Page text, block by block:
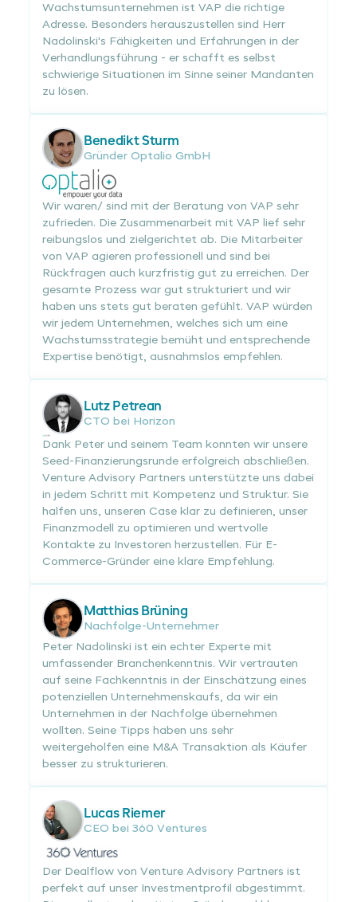
Wachstumsunternehmen ist VAP die richtige
Adresse. Besonders herauszustellen sind Herr
Nadolinski's Fähigkeiten und Erfahrungen in der
Verhandlungsführung - er schafft es selbst
schwierige Situationen im Sinne seiner Mandanten
zu lösen.
Benedikt Sturm
Gründer Optalio GmbH
Wir waren/ sind mit der Beratung von VAP sehr
zufrieden. Die Zusammenarbeit mit VAP lief sehr
reibungslos und zielgerichtet ab. Die Mitarbeiter
von VAP agieren professionell und sind bei
Rückfragen auch kurzfristig gut zu erreichen. Der
gesamte Prozess war gut strukturiert und wir
haben uns stets gut beraten gefühlt. VAP würden
wir jedem Unternehmen, welches sich um eine
Wachstumsstrategie bemüht und entsprechende
Expertise benötigt, ausnahmslos empfehlen.
Lutz Petrean
CTO bei Horizon
Dank Peter und seinem Team konnten wir unsere
Seed-Finanzierungsrunde erfolgreich abschließen.
Venture Advisory Partners unterstützte uns dabei
in jedem Schritt mit Kompetenz und Struktur. Sie
halfen uns, unseren Case klar zu definieren, unser
Finanzmodell zu optimieren und wertvolle
Kontakte zu Investoren herzustellen. Für E-
Commerce-Gründer eine klare Empfehlung.
Matthias Brüning
Nachfolge-Unternehmer
Peter Nadolinski ist ein echter Experte mit
umfassender Branchenkenntnis. Wir vertrauten
auf seine Fachkenntnis in der Einschätzung eines
potenziellen Unternehmenskaufs, da wir ein
Unternehmen in der Nachfolge übernehmen
wollten. Seine Tipps haben uns sehr
weitergeholfen eine M&A Transaktion als Käufer
besser zu strukturieren.
Lucas Riemer
CEO bei 360 Ventures
Der Dealflow von Venture Advisory Partners ist
perfekt auf unser Investmentprofil abgestimmt.